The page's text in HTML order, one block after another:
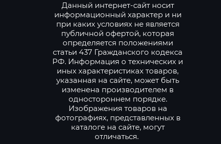
Данный интернет-сайт носит
информационный характер и ни
при каких условиях не является
публичной офертой, которая
определяется положениями
статьи 437 Гражданского кодекса
РФ. Информация о технических и
иных характеристиках товаров,
указанная на сайте, может быть
изменена производителем в
одностороннем порядке.
Изображения товаров на
фотографиях, представленных в
каталоге на сайте, могут
отличаться.